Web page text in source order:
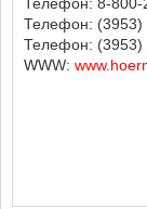
Телефон: (3953)
Телефон: (3953)
WWW: